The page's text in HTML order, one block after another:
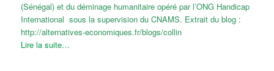
(Sénégal) et du déminage humanitaire opéré par l’ONG Handicap
International sous la supervision du CNAMS. Extrait du blog :
http://alternatives-economiques.fr/blogs/collin
Lire la suite…